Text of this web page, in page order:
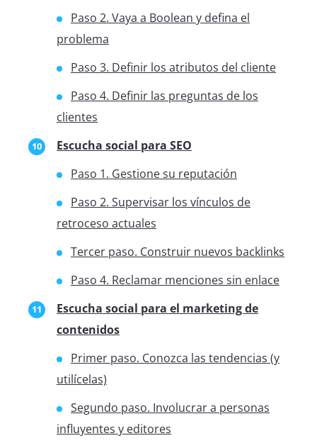
Paso 2. Vaya a Boolean y defina el
problema
Paso 3. Definir los atributos del cliente
Paso 4. Definir las preguntas de los
clientes
Escucha social para SEO
Paso 1. Gestione su reputación
Paso 2. Supervisar los vínculos de
retroceso actuales
Tercer paso. Construir nuevos backlinks
Paso 4. Reclamar menciones sin enlace
Escucha social para el marketing de
contenidos
Primer paso. Conozca las tendencias (y
utilícelas)
Segundo paso. Involucrar a personas
influyentes y editores